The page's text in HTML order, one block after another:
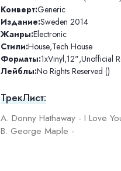
Конверт:Generic
Издание:Sweden 2014
Жанры:Electronic
Стили:House,Tech House
Форматы:1xVinyl,12",Unofficial
Лейблы:No Rights Reserved ()
ТрекЛист:
A. Donny Hathaway - I Love
B. George Maple -